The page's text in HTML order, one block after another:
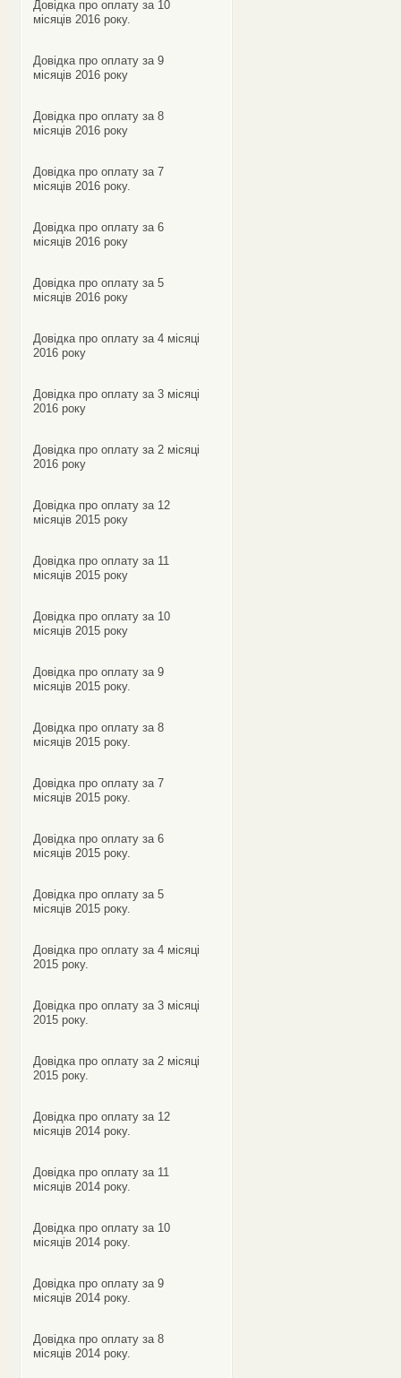
Довідка про оплату за 10
місяців 2016 року.
Довідка про оплату за 9
місяців 2016 року
Довідка про оплату за 8
місяців 2016 року
Довідка про оплату за 7
місяців 2016 року.
Довідка про оплату за 6
місяців 2016 року
Довідка про оплату за 5
місяців 2016 року
Довідка про оплату за 4 місяці
2016 року
Довідка про оплату за 3 місяці
2016 року
Довідка про оплату за 2 місяці
2016 року
Довідка про оплату за 12
місяців 2015 року
Довідка про оплату за 11
місяців 2015 року
Довідка про оплату за 10
місяців 2015 року
Довідка про оплату за 9
місяців 2015 року.
Довідка про оплату за 8
місяців 2015 року.
Довідка про оплату за 7
місяців 2015 року.
Довідка про оплату за 6
місяців 2015 року.
Довідка про оплату за 5
місяців 2015 року.
Довідка про оплату за 4 місяці
2015 року.
Довідка про оплату за 3 місяці
2015 року.
Довідка про оплату за 2 місяці
2015 року.
Довідка про оплату за 12
місяців 2014 року.
Довідка про оплату за 11
місяців 2014 року.
Довідка про оплату за 10
місяців 2014 року.
Довідка про оплату за 9
місяців 2014 року.
Довідка про оплату за 8
місяців 2014 року.